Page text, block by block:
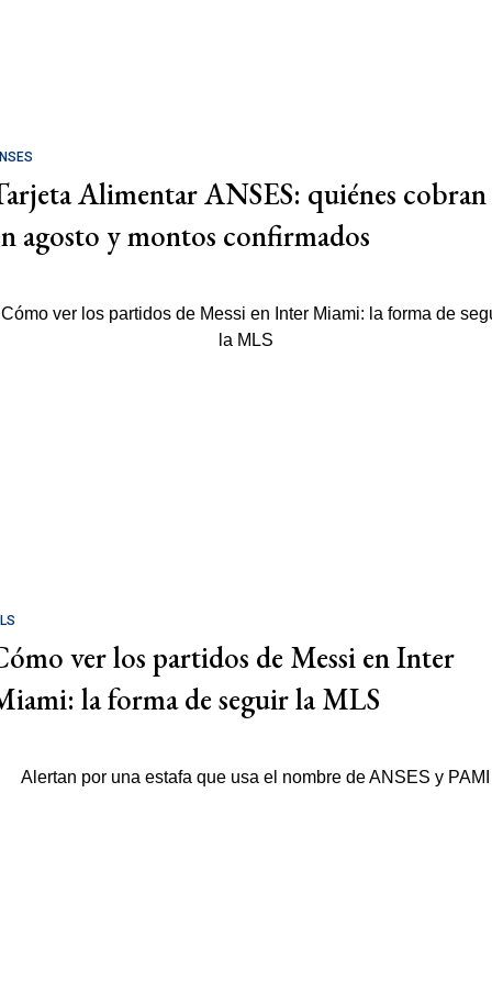
Alimentar ANSES: quiénes cobran
agosto y montos confirmados
ver los partidos de Messi en Inter
la forma de seguir la MLS